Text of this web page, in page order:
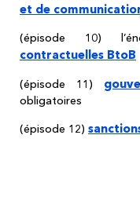
et de
(épisode 10)
contractuelles BtoB
(épisode 11)
obligatoires
(épisode 12)